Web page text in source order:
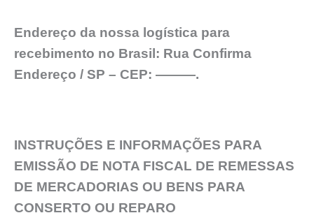
Endereço da nossa logística para
recebimento no Brasil: Rua Confirma
Endereço / SP – CEP: ———.
INSTRUÇÕES E INFORMAÇÕES PARA
EMISSÃO DE NOTA FISCAL DE REMESSAS
DE MERCADORIAS OU BENS PARA
CONSERTO OU REPARO